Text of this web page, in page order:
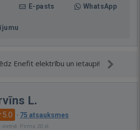
E-pasts WhatsApp
Enefit elektrību un ietaupi!
L.
5.0 · 75 atsauksmes
vietnē: Pirms 20 st.